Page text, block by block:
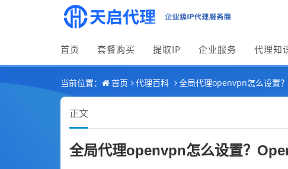
首页 套餐购买 提取IP 企业服务 代理知
当前位置： 首页 代理百科 全局代理openvpn怎么设置
正文
全局代理openvpn怎么设置？